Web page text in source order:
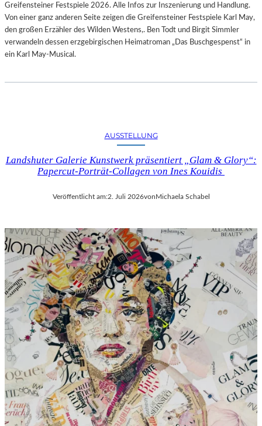
Greifensteiner Festspiele 2026. Alle Infos zur Inszenierung und Handlung.
Von einer ganz anderen Seite zeigen die Greifensteiner Festspiele Karl May,
den großen Erzähler des Wilden Westens,. Ben Todt und Birgit Simmler
verwandeln dessen erzgebirgischen Heimatroman „Das Buschgespenst“ in
ein Karl May-Musical.
AUSSTELLUNG
Landshuter Galerie Kunstwerk präsentiert „Glam & Glory“:
Papercut-Porträt-Collagen von Ines Kouidis
Veröffentlicht am:2. Juli 2026vonMichaela Schabel